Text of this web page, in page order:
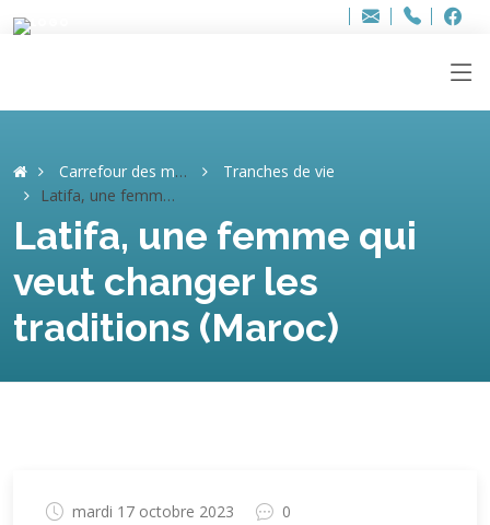
Adresse
info..hâthe..
Tel.
Tel.
Carrefour des mémoires
Tranches de vie
Latifa, une femme qui veut changer les traditions (Maroc)
Latifa, une femme qui
veut changer les
traditions (Maroc)
mardi 17 octobre 2023 0